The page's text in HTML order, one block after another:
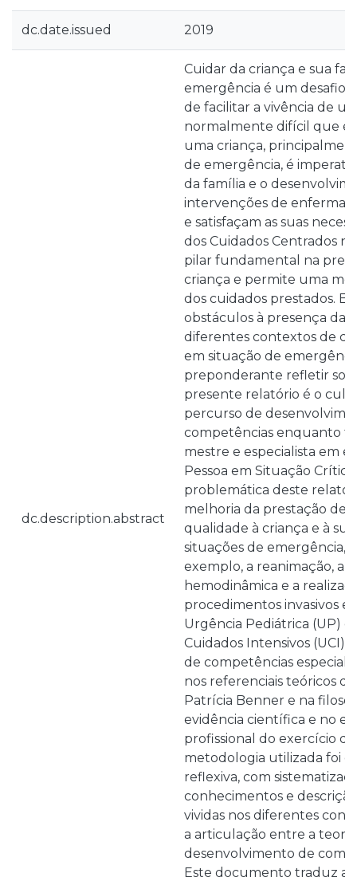
dc.date.issued 2019
dc.description.abstract
Cuidar da criança e sua
emergência é um desafio
de facilitar a vivência de
normalmente difícil que é
uma criança,
de emergência, é
da família e o
intervenções de
e satisfaçam as suas
dos Cuidados Centrados
pilar fundamental na
criança e permite uma
dos cuidados prestados.
obstáculos à presença da
diferentes contextos de
em situação de
preponderante refletir
presente relatório é o
percurso de
competências enquanto
mestre e especialista em
Pessoa em Situação Crítica
problemática deste
melhoria da prestação de
qualidade à criança e à
situações de emergência,
exemplo, a reanimação, a
hemodinâmica e a
procedimentos invasivos
Urgência Pediátrica (UP)
Cuidados Intensivos
de competências
nos referenciais teóricos
Patrícia Benner e na
evidência científica e no
profissional do exercício
metodologia utilizada foi
reflexiva, com
conhecimentos e
vividas nos diferentes
a articulação entre a teoria
desenvolvimento de
Este documento traduz a